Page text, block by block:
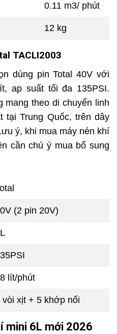
0.11 m3/ phút
12 kg
TACLI2003
dùng pin Total 40V với
ap suất tối đa 135PSI.
mang theo di chuyển linh
tại Trung Quốc, trên dây
ý, khi mua máy nén khí
cần chú ý mua bổ sung
(2 pin 20V)
lít/phút
vòi xịt + 5 khớp nối
mini 6L mới 2026